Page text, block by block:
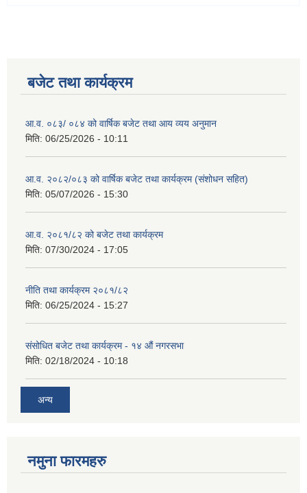
बजेट तथा कार्यक्रम
आ.व. ०८३/ ०८४ को वार्षिक बजेट तथा आय व्यय अनुमान
मिति: 06/25/2026 - 10:11
आ.व. २०८२/०८३ को वार्षिक बजेट तथा कार्यक्रम (संशोधन सहित)
मिति: 05/07/2026 - 15:30
आ.व. २०८१/८२ को बजेट तथा कार्यक्रम
मिति: 07/30/2024 - 17:05
नीति तथा कार्यक्रम २०८१/८२
मिति: 06/25/2024 - 15:27
संसोधित बजेट तथा कार्यक्रम - १४ औं नगरसभा
मिति: 02/18/2024 - 10:18
अन्य
नमुना फारमहरु